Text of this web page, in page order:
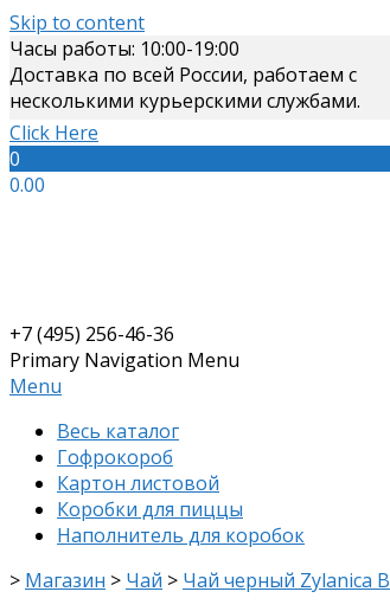
Skip to content
Часы работы: 10:00-19:00
Доставка по всей России, работаем с
несколькими курьерскими службами.
Click Here
0
0.00
+7 (495) 256-46-36
Primary Navigation Menu
Menu
Весь каталог
Гофрокороб
Картон листовой
Коробки для пиццы
Наполнитель для коробок
> Магазин > Чай > Чай черный Zylanica